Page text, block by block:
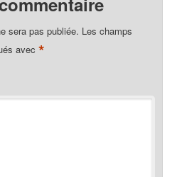
sera pas publiée. Les champs
avec*